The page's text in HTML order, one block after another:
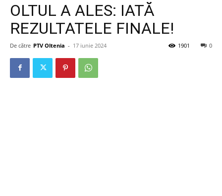
OLTUL A ALES: IATĂ
REZULTATELE FINALE!
De către PTV Oltenia - 17 iunie 2024 0
1901